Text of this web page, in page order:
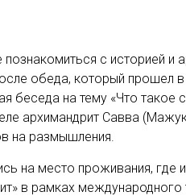
с историей и
обеда, который прошел в
беседа на тему «Что такое
архимандрит Савва
на размышления.
на место проживания, где
в рамках международного